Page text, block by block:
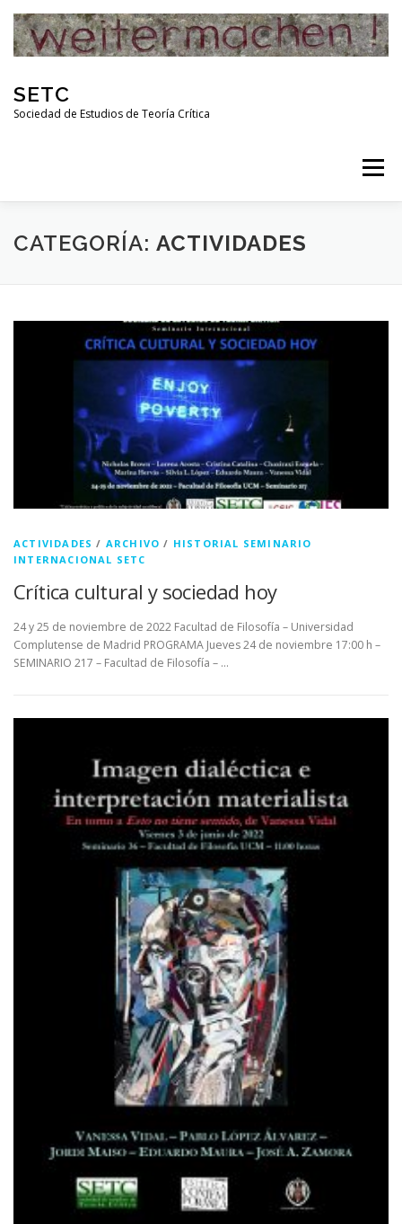
content
SETC
Sociedad de Estudios de Teoría Crítica
Menu
HOME NOTICIAS ACTIVIDADES
RED DE INVESTIGADORES DE TEORÍA CRÍTICA
CATEGORÍA: ACTIVIDADES
ACTIVIDADES / ARCHIVO / HISTORIAL SEMINARIO
INTERNACIONAL SETC
Crítica cultural y sociedad hoy
24 y 25 de noviembre de 2022 Facultad de Filosofía – Universidad
Complutense de Madrid PROGRAMA Jueves 24 de noviembre 17:00 h –
SEMINARIO 217 – Facultad de Filosofía – …